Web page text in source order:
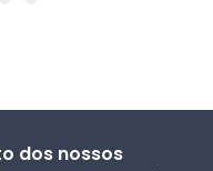
dos nossos